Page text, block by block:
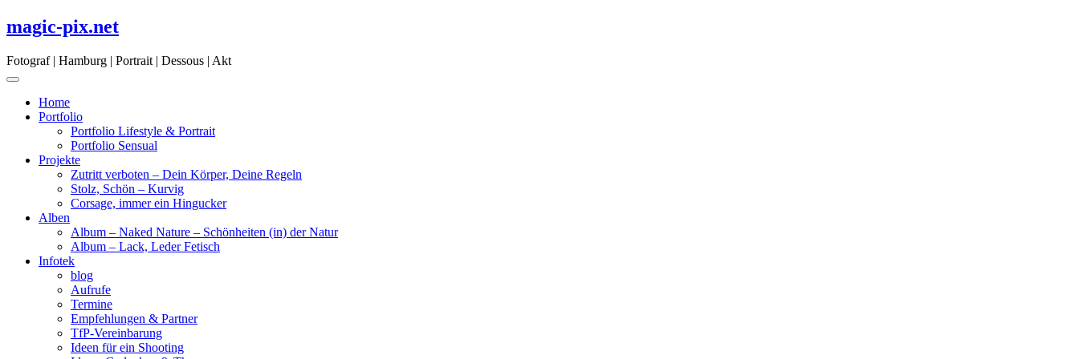
Skip
to
magic-pix.net
Fotograf | Hamburg | Portrait | Dessous | Akt
Home
Portfolio
Portfolio Lifestyle & Portrait
Portfolio Sensual
Projekte
Zutritt verboten – Dein Körper, Deine Regeln
Stolz, Schön – Kurvig
Corsage, immer ein Hingucker
Alben
Album – Naked Nature – Schönheiten (in) der Natur
Album – Lack, Leder Fetisch
Infotek
blog
Aufrufe
Termine
Empfehlungen & Partner
TfP-Vereinbarung
Ideen für ein Shooting